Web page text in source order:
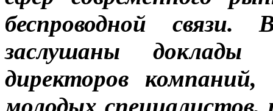
беспроводной
заслушаны
директоров компаний,
молодых специалистов,